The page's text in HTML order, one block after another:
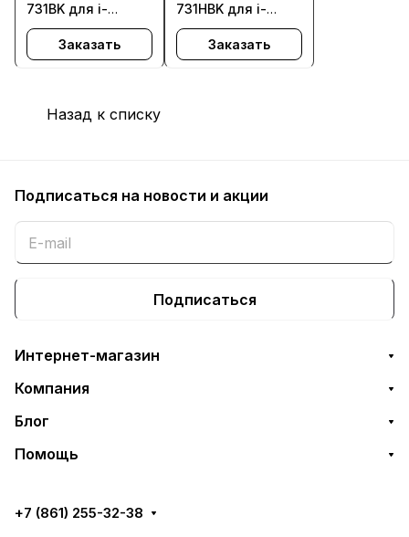
731BK для i-
SENSYS
LBP7100Cn,
MF8230Cn,
Заказать
731HBK для i-
SENSYS
LBP7100Cn,
Заказать
Назад к списку
Подписаться на новости и акции
Подписаться
Интернет-магазин
Компания
Блог
Помощь
+7 (861) 255-32-38